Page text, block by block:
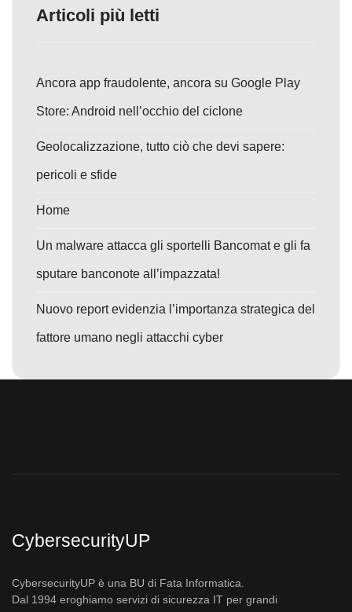
Articoli più letti
Ancora app fraudolente, ancora su Google Play
Store: Android nell’occhio del ciclone
Geolocalizzazione, tutto ciò che devi sapere:
pericoli e sfide
Home
Un malware attacca gli sportelli Bancomat e gli fa
sputare banconote all’impazzata!
Nuovo report evidenzia l’importanza strategica del
fattore umano negli attacchi cyber
CybersecurityUP
CybersecurityUP è una BU di Fata Informatica.
Dal 1994 eroghiamo servizi di sicurezza IT per grandi